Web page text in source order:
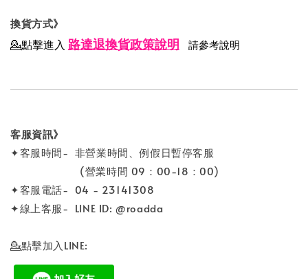
換貨方式》
💁點擊進入 路達退換貨政策說明 請參考說明
客服資訊》
✦客服時間- 非營業時間、例假日暫停客服
(營業時間 09：00-18：00)
✦客服電話- 04 - 23141308
✦線上客服- LINE ID: @roadda
💁點擊加入LINE: